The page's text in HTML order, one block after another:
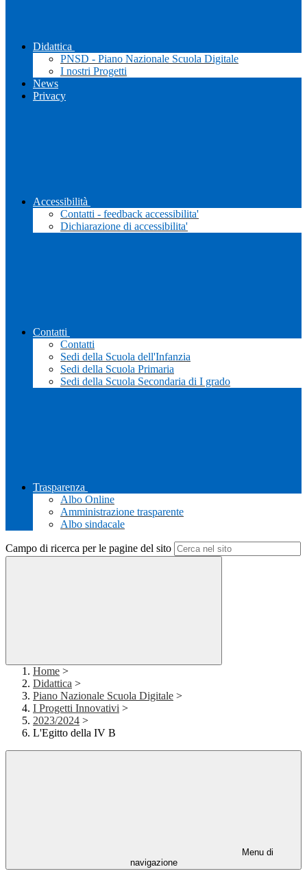
Didattica
PNSD - Piano Nazionale Scuola Digitale
I nostri Progetti
News
Privacy
Accessibilità
Contatti - feedback accessibilita'
Dichiarazione di accessibilita'
Contatti
Contatti
Sedi della Scuola dell'Infanzia
Sedi della Scuola Primaria
Sedi della Scuola Secondaria di I grado
Trasparenza
Albo Online
Amministrazione trasparente
Albo sindacale
Campo di ricerca per le pagine del sito
Home >
Didattica >
Piano Nazionale Scuola Digitale >
I Progetti Innovativi >
2023/2024 >
L'Egitto della IV B
Menu di
navigazione